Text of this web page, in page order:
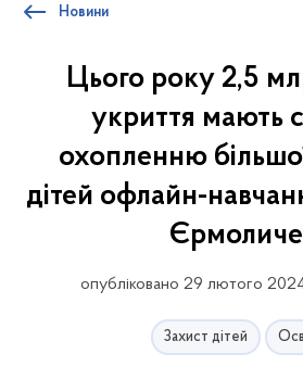
Новини
Цього року 2,5
укриття мають
охопленню більшої
дітей офлайн-
опубліковано 29 лютого
Захист дітей